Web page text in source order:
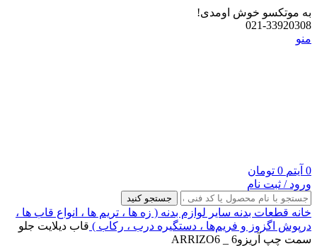
به موتکسو خوش اومدی!
021-33920308
منو
0 آیتم 0 تومان
ورود / ثبت نام
جستجو کنید
خانه قطعات بدنه سایر لوازم بدنه ( زه ها ، تریم ها ، انواع قاب ها ،
درپوش اگزوز و فریم‌ها ، دستگیره درب ، رکاب ) قاب دیلایت جلو
سمت چپ آریزو6 _ ARRIZO6